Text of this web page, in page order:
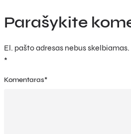
Parašykite
El. pašto adresas nebus skelbiamas.
*
Komentaras*